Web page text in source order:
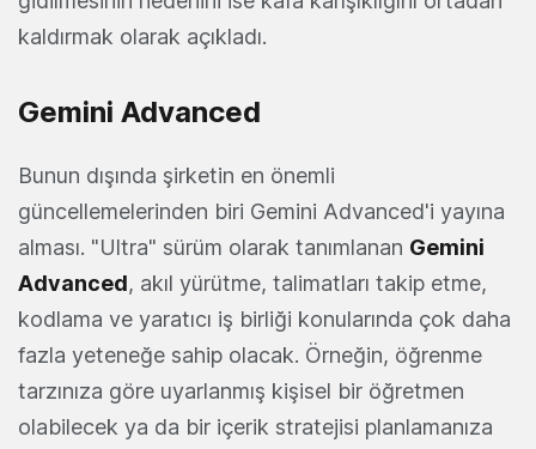
kaldırmak olarak açıkladı.
Gemini Advanced
Bunun dışında şirketin en önemli
güncellemelerinden biri Gemini Advanced'i yayına
alması. "Ultra" sürüm olarak tanımlanan Gemini
Advanced, akıl yürütme, talimatları takip etme,
kodlama ve yaratıcı iş birliği konularında çok daha
fazla yeteneğe sahip olacak. Örneğin, öğrenme
tarzınıza göre uyarlanmış kişisel bir öğretmen
olabilecek ya da bir içerik stratejisi planlamanıza